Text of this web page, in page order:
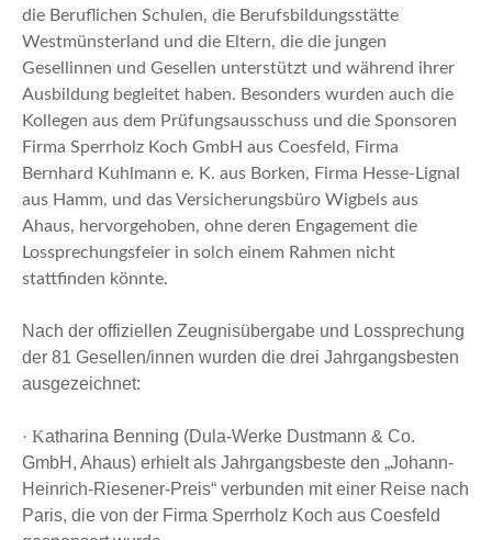
die Beruflichen Schulen, die Berufsbildungsstätte
Westmünsterland und die Eltern, die die jungen
Gesellinnen und Gesellen unterstützt und während ihrer
Ausbildung begleitet haben. Besonders wurden auch die
Kollegen aus dem Prüfungsausschuss und die Sponsoren
Firma Sperrholz Koch GmbH aus Coesfeld, Firma
Bernhard Kuhlmann e. K. aus Borken, Firma Hesse-Lignal
aus Hamm, und das Versicherungsbüro Wigbels aus
Ahaus, hervorgehoben, ohne deren Engagement die
Lossprechungsfeier in solch einem Rahmen nicht
stattfinden könnte.
Nach der offiziellen Zeugnisübergabe und Lossprechung
der 81 Gesellen/innen wurden die drei Jahrgangsbesten
ausgezeichnet:
· Katharina Benning (Dula-Werke Dustmann & Co.
GmbH, Ahaus) erhielt als Jahrgangsbeste den „Johann-
Heinrich-Riesener-Preis“ verbunden mit einer Reise nach
Paris, die von der Firma Sperrholz Koch aus Coesfeld